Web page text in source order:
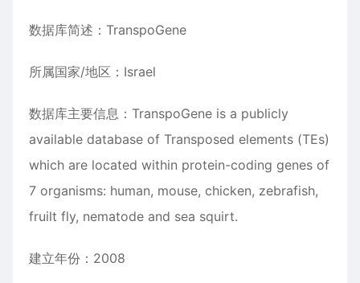
数据库简述：TranspoGene
所属国家/地区：Israel
数据库主要信息：TranspoGene is a publicly
available database of Transposed elements (TEs)
which are located within protein-coding genes of
7 organisms: human, mouse, chicken, zebrafish,
fruilt fly, nematode and sea squirt.
建立年份：2008